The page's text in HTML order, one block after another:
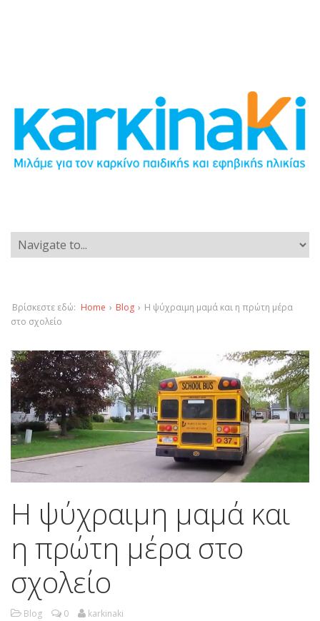
Βρίσκεστε εδώ: Home › Blog › Η ψύχραιμη μαμά και η πρώτη μέρα
στο σχολείο
Η ψύχραιμη μαμά και
η πρώτη μέρα στο
σχολείο
Blog 0 karkinaki